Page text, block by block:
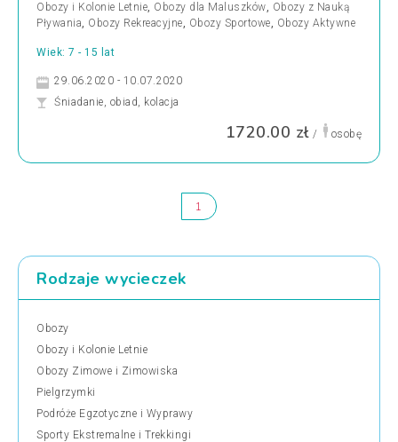
Obozy i Kolonie Letnie, Obozy dla Maluszków, Obozy z Nauką
Pływania, Obozy Rekreacyjne, Obozy Sportowe, Obozy Aktywne
Wiek: 7 - 15 lat
29.06.2020 - 10.07.2020
Śniadanie, obiad, kolacja
1720.00 zł / osobę
1
Rodzaje wycieczek
Obozy
Obozy i Kolonie Letnie
Obozy Zimowe i Zimowiska
Pielgrzymki
Podróże Egzotyczne i Wyprawy
Sporty Ekstremalne i Trekkingi